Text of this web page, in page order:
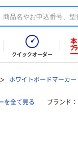
クイックオーダー
ホワイトボードマーカー
を全て見る ブランド